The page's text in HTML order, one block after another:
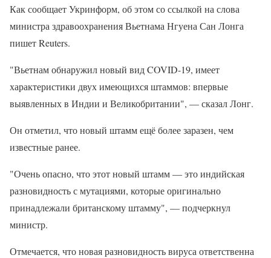
Как сообщает Укринформ, об этом со ссылкой на слова
министра здравоохранения Вьетнама Нгуена Сан Лонга
пишет Reuters.
"Вьетнам обнаружил новый вид COVID-19, имеет
характеристики двух имеющихся штаммов: впервые
выявленных в Индии и Великобритании", — сказал Лонг.
Он отметил, что новый штамм ещё более заразен, чем
известные ранее.
"Очень опасно, что этот новый штамм — это индийская
разновидность с мутациями, которые оригинально
принадлежали британскому штамму", — подчеркнул
министр.
Отмечается, что новая разновидность вируса ответственна